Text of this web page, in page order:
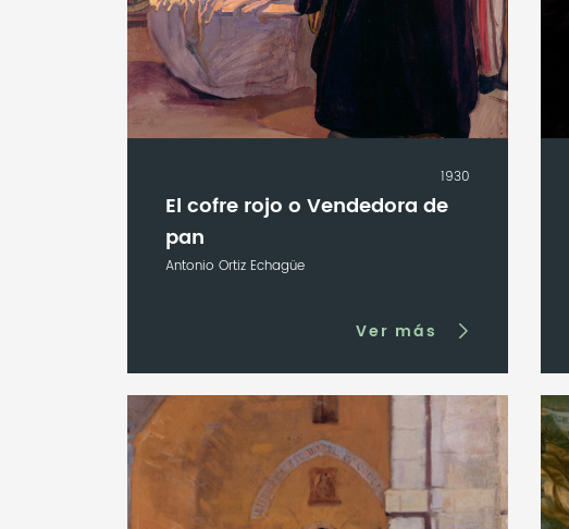
1930
El cofre rojo o Vendedora de
pan
Antonio Ortiz Echagüe
Ver más